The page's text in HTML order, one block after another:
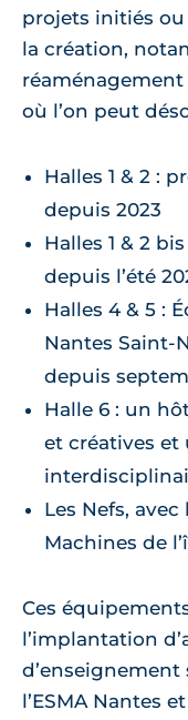
projets initiés
la création,
réaménagement
où l’on peut
Halles 1 & 2 :
depuis 2023
Halles 1 & 2 bis
depuis l’été
Halles 4 & 5 :
Nantes Saint-
depuis
Halle 6 : un
et créatives
Les Nefs,
Machines de
Ces
l’implantation
d’enseignement
l’ESMA Nantes